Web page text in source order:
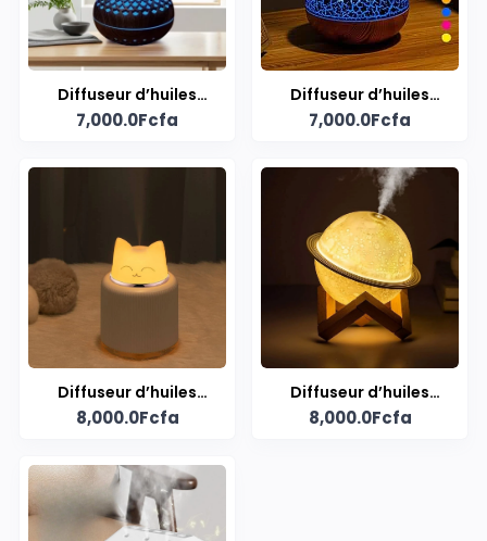
Diffuseur d’huiles
essentielles LED
7,000.0Fcfa
Diffuseur d’huiles
essentielles LED
7,000.0Fcfa
Diffuseur d’huiles
essentielles LED
8,000.0Fcfa
Diffuseur d’huiles
essentielles LED
8,000.0Fcfa